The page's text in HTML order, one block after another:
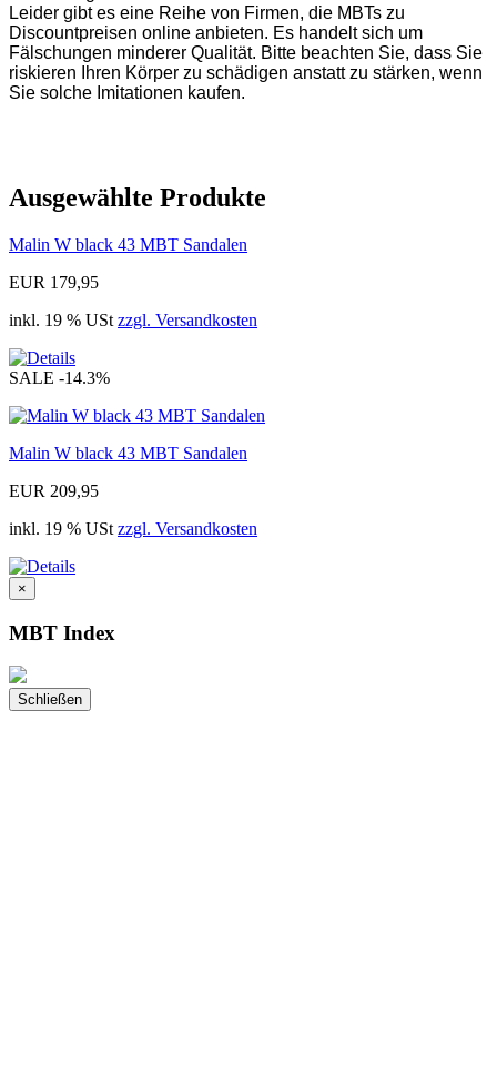
Leider gibt es eine Reihe von Firmen, die MBTs zu
Discountpreisen online anbieten. Es handelt sich um
Fälschungen minderer Qualität. Bitte beachten Sie, dass Sie
riskieren Ihren Körper zu schädigen anstatt zu stärken, wenn
Sie solche Imitationen kaufen.
Ausgewählte Produkte
Malin W black 43 MBT Sandalen
EUR 179,95
inkl. 19 % USt zzgl. Versandkosten
SALE -14.3%
Malin W black 43 MBT Sandalen
EUR 209,95
inkl. 19 % USt zzgl. Versandkosten
×
MBT Index
Schließen